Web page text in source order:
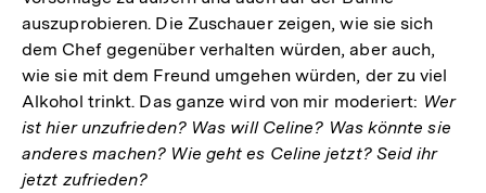
auszuprobieren. Die Zuschauer zeigen, wie sie sich
dem Chef gegenüber verhalten würden, aber auch,
wie sie mit dem Freund umgehen würden, der zu viel
Alkohol trinkt. Das ganze wird von mir moderiert: Wer
ist hier unzufrieden? Was will Celine? Was könnte sie
anderes machen? Wie geht es Celine jetzt? Seid ihr
jetzt zufrieden?